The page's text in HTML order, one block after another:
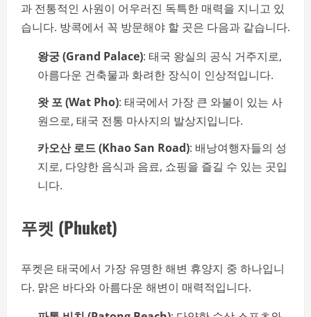
과 전통적인 사원이 어우러진 독특한 매력을 지니고 있
습니다. 방콕에서 꼭 방문해야 할 곳은 다음과 같습니다.
왕궁 (Grand Palace): 태국 왕실의 공식 거주지로,
아름다운 건축물과 화려한 장식이 인상적입니다.
왓 포 (Wat Pho): 태국에서 가장 큰 와불이 있는 사
원으로, 태국 전통 마사지의 발상지입니다.
카오산 로드 (Khao San Road): 배낭여행자들의 성
지로, 다양한 음식과 음료, 쇼핑을 즐길 수 있는 곳입
니다.
푸켓 (Phuket)
푸켓은 태국에서 가장 유명한 해변 휴양지 중 하나입니
다. 맑은 바다와 아름다운 해변이 매력적입니다.